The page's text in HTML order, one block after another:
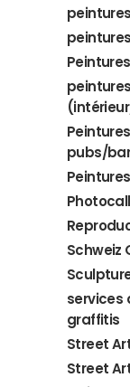
pubs/
Schweiz
services
graffitis
Street
Street